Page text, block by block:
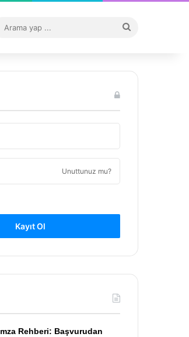
...
Unuttunuz mu?
Kayıt Ol
Rehberi: Başvurudan